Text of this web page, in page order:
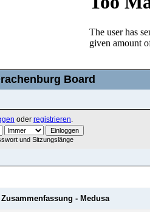
Board
oder registrieren
und Sitzungslänge
Zusammenfassung - Medusa